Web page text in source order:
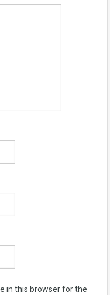
in this browser for the